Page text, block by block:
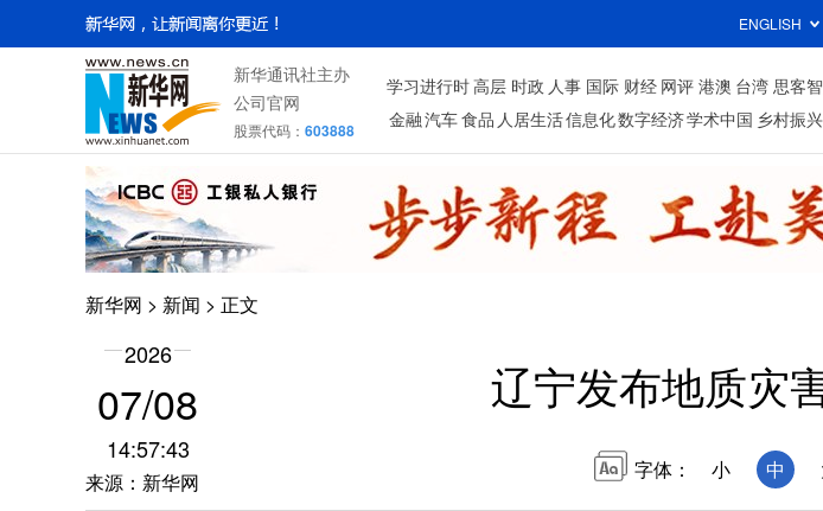
ENGLISH
新华通讯社主办
公司官网
股票代码： 603888
学习进行时高层 时政 人事 国际 财经 网评 港澳 台湾 思客
金融汽车食品 人居生活信息化数字经济学术中国 乡村振兴
新华网 > 新闻 > 正文
2026
07/08
14:57:43
来源：新华网
辽宁发布地质灾
字体： 小 中